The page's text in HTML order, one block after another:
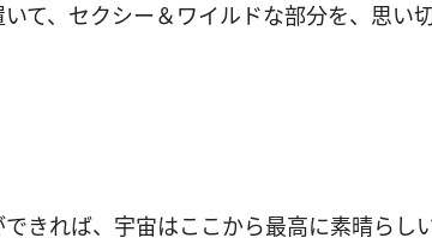
て、セクシー＆ワイルドな部分を、思い
きれば、宇宙はここから最高に素晴らし